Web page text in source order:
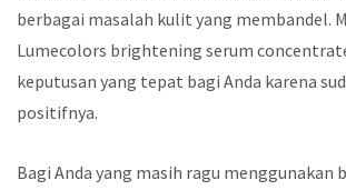
berbagai masalah kulit yang membandel.
Lumecolors brightening serum
keputusan yang tepat bagi Anda karena
positifnya.
Bagi Anda yang masih ragu menggunakan